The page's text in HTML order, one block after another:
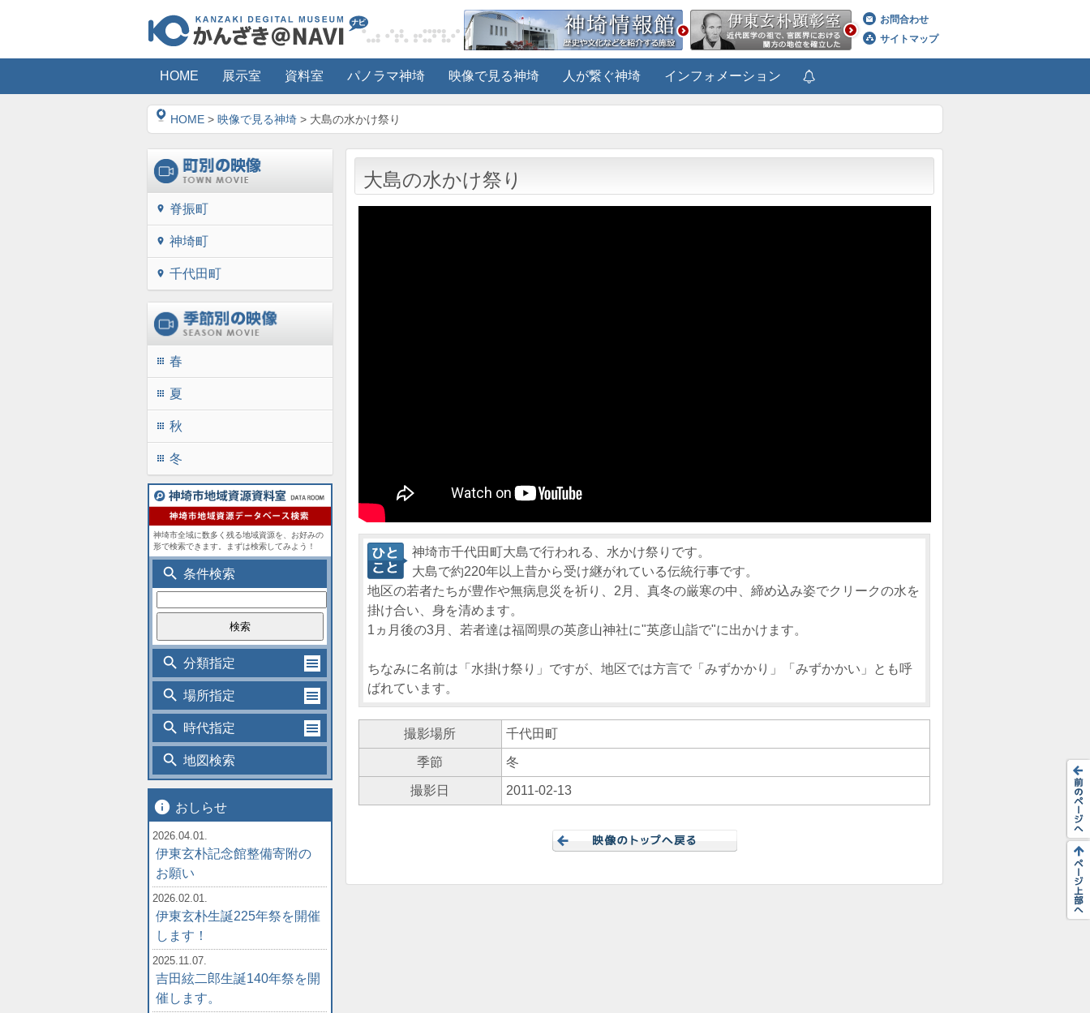
お問合わせ
サイトマップ
HOME 展示室 資料室 パノラマ神埼 映像で見る神埼 人が繋ぐ神埼 インフォメーション
HOME > 映像で見る神埼 > 大島の水かけ祭り
大島の水かけ祭り
神埼市千代田町大島で行われる、水かけ祭りです。
大島で約220年以上昔から受け継がれている伝統行事です。
地区の若者たちが豊作や無病息災を祈り、2月、真冬の厳寒の中、締め込み姿でクリークの水を
掛け合い、身を清めます。
1ヵ月後の3月、若者達は福岡県の英彦山神社に"英彦山詣で"に出かけます。
ちなみに名前は「水掛け祭り」ですが、地区では方言で「みずかかり」「みずかかい」とも呼
ばれています。
撮影場所 千代田町
季節 冬
撮影日 2011-02-13
location_on 脊振町
location_on 神埼町
location_on 千代田町
apps 春
apps 夏
apps 秋
apps 冬
神埼市全域に数多く残る地域資源を、お好みの
形で検索できます。まずは検索してみよう！
search 条件検索
search 分類指定
search 場所指定
search 時代指定
search 地図検索
info おしらせ
2026.04.01.
伊東玄朴記念館整備寄附の
お願い
2026.02.01.
伊東玄朴生誕225年祭を開催
します！
2025.11.07.
吉田絃二郎生誕140年祭を開
催します。